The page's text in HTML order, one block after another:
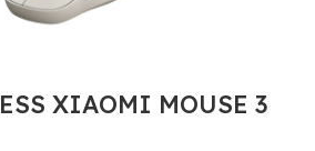
XIAOMI MOUSE 3